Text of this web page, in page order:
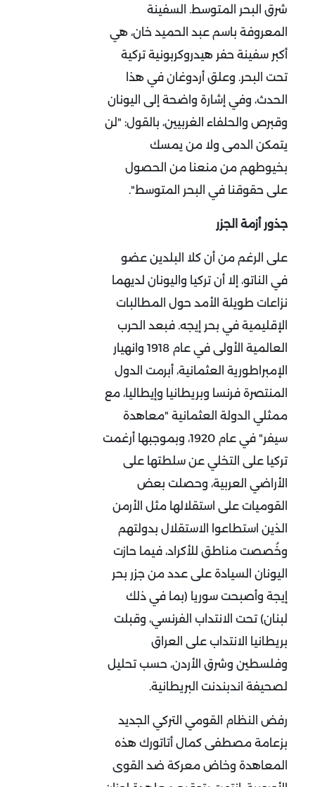
شرق البحر المتوسط. السفينة
المعروفة باسم عبد الحميد خان، هي
أكبر سفينة حفر هيدروكربونية تركية
تحت البحر. وعلق أردوغان في هذا
الحدث، وفي إشارة واضحة إلى اليونان
وقبرص والحلفاء الغربيين، بالقول: "لن
يتمكن الدمى ولا من يمسك
بخيوطهم من منعنا من الحصول
على حقوقنا في البحر المتوسط".
جذور أزمة الجزر
على الرغم من أن كلا البلدين عضو
في الناتو، إلا أن تركيا واليونان لديهما
نزاعات طويلة الأمد حول المطالبات
الإقليمية في بحر إيجه. فبعد الحرب
العالمية الأولى في عام 1918 وانهيار
الإمبراطورية العثمانية، أبرمت الدول
المنتصرة فرنسا وبريطانيا وإيطاليا، مع
ممثلي الدولة العثمانية "معاهدة
سيفر" في عام 1920، وبموجبها أرغمت
تركيا على التخلي عن سلطتها على
الأراضي العربية، وحصلت بعض
القوميات على استقلالها مثل الأرمن
الذين استطاعوا الاستقلال بدولتهم
وخُصصت مناطق للأكراد، فيما حازت
اليونان السيادة على عدد من جزر بحر
إيجة وأصبحت سوريا (بما في ذلك
لبنان) تحت الانتداب الفرنسي، وقبلت
بريطانيا الانتداب على العراق
وفلسطين وشرق الأردن، حسب تحليل
لصحيفة اندبندنت البريطانية.
رفض النظام القومي التركي الجديد
بزعامة مصطفى كمال أتاتورك هذه
المعاهدة وخاض معركة ضد القوى